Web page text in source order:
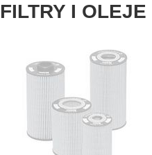
FILTRY I OLEJE